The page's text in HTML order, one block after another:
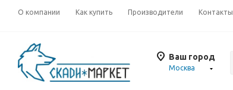
О компании Как купить Производители Контакты
Ваш город
Москва